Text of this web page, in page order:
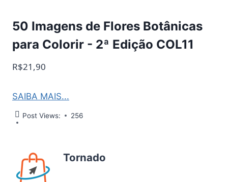
50 Imagens de Flores Botânicas
para Colorir - 2ª Edição COL11
R$21,90
SAIBA MAIS...
Post Views: 256
Tornado